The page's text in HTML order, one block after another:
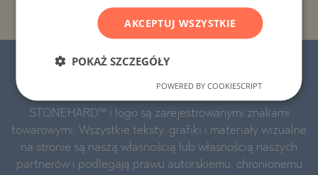
BUDYNKU/KOMPLEKSU
© 2016-2026 „Stonehard Marketing” Ltd.
Wszelkie prawa zastrzeżone.
STONEHARD™ i logo są zarejestrowanymi znakami
towarowymi. Wszystkie teksty, grafiki i materiały wizualne
na stronie są naszą własnością lub własnością naszych
partnerów i podlegają prawu autorskiemu, chronionemu
AKCEPTUJ WSZYSTKIE
POKAŻ SZCZEGÓŁY
POWERED BY COOKIESCRIPT